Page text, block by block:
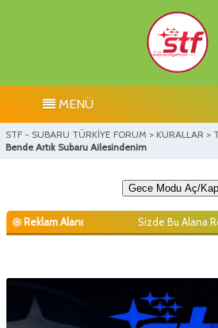
MENÜ
STF - SUBARU TÜRKİYE FORUM > KURALLAR >
Bende Artık Subaru Ailesindenim
Gece Modu Aç/
Reklam Alanı Sizde Bu Alana